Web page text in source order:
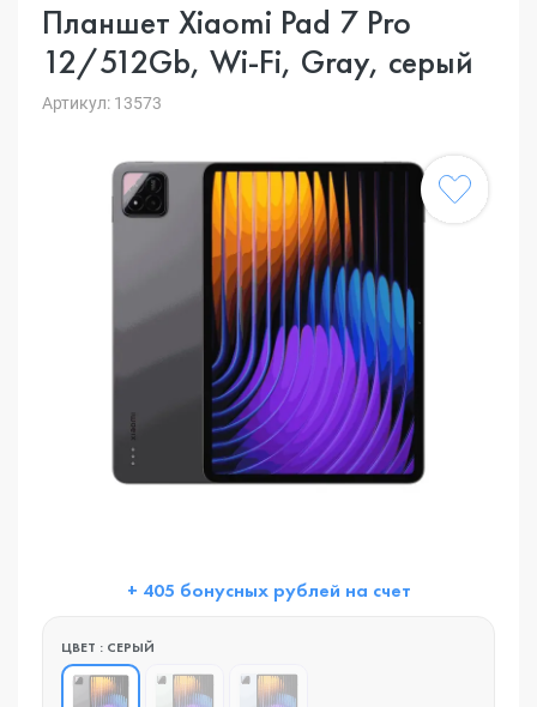
Планшет Xiaomi Pad 7 Pro
12/512Gb, Wi-Fi, Gray, серый
Артикул: 13573
+ 405 бонусных рублей на счет
ЦВЕТ : СЕРЫЙ